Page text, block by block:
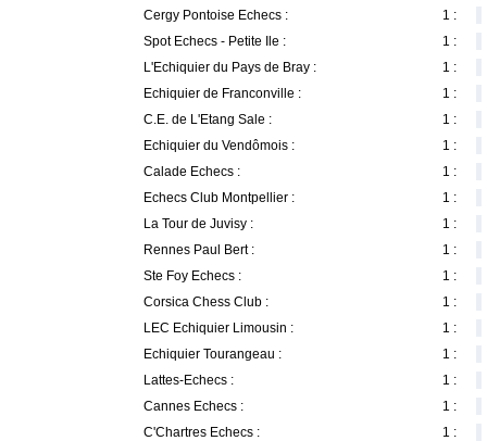
Cergy Pontoise Echecs :
1 :
Spot Echecs - Petite Ile :
1 :
L'Echiquier du Pays de Bray :
1 :
Echiquier de Franconville :
1 :
C.E. de L'Etang Sale :
1 :
Echiquier du Vendômois :
1 :
Calade Echecs :
1 :
Echecs Club Montpellier :
1 :
La Tour de Juvisy :
1 :
Rennes Paul Bert :
1 :
Ste Foy Echecs :
1 :
Corsica Chess Club :
1 :
LEC Echiquier Limousin :
1 :
Echiquier Tourangeau :
1 :
Lattes-Echecs :
1 :
Cannes Echecs :
1 :
C'Chartres Echecs :
1 :